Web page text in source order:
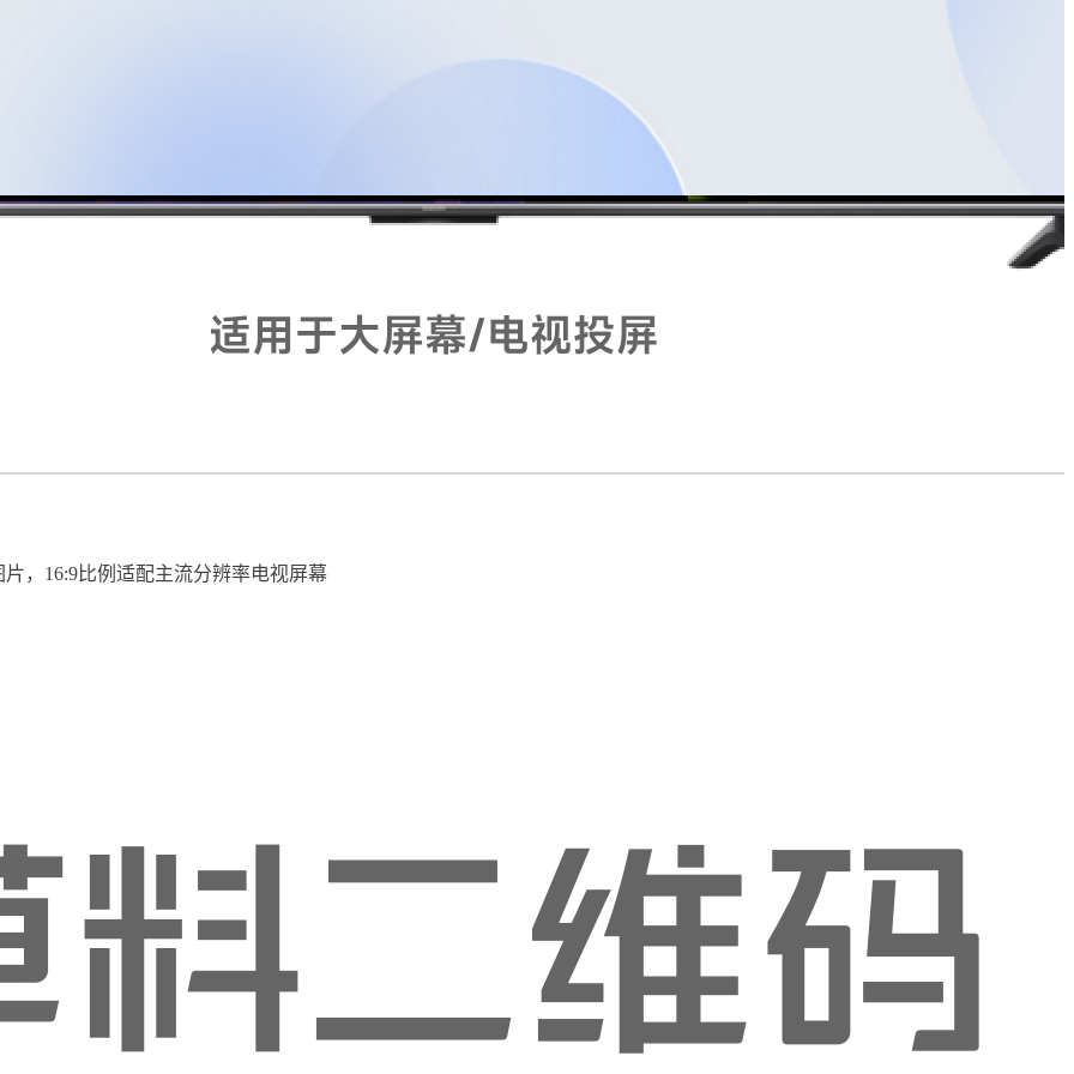
，16:9比例适配主流分辨率电视屏幕